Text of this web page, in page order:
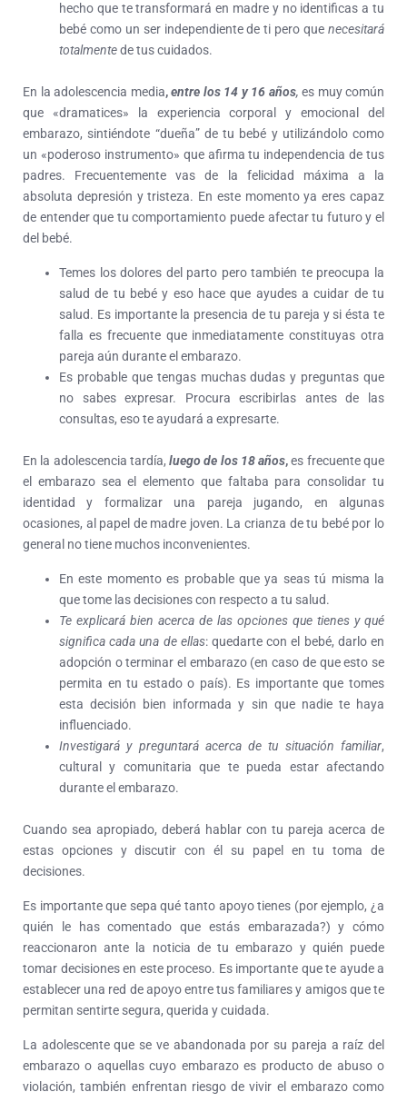
hecho que te transformará en madre y no identificas a tu
bebé como un ser independiente de ti pero que necesitará
totalmentede tus cuidados.
En la adolescencia media,entre los 14 y 16 años, es muy común
que «dramatices» la experiencia corporal y emocional del
embarazo, sintiéndote “dueña” de tu bebé y utilizándolo como
un «poderoso instrumento» que afirma tu independencia de tus
padres. Frecuentemente vas de la felicidad máxima a la
absoluta depresión y tristeza. En este momento ya eres capaz
de entender que tu comportamiento puede afectar tu futuro y el
del bebé.
Temes los dolores del parto pero también te preocupa la
salud de tu bebé y eso hace que ayudes a cuidar de tu
salud. Es importante la presencia de tu pareja y si ésta te
falla es frecuente que inmediatamente constituyas otra
pareja aún durante el embarazo.
Es probable que tengas muchas dudas y preguntas que
no sabes expresar. Procura escribirlas antes de las
consultas, eso te ayudará a expresarte.
En la adolescencia tardía,luego de los 18 años,es frecuente que
el embarazo sea el elemento que faltaba para consolidar tu
identidad y formalizar una pareja jugando, en algunas
ocasiones, al papel de madre joven. La crianza de tu bebé por lo
general no tiene muchos inconvenientes.
En este momento es probable que ya seas tú misma la
que tome las decisiones con respecto a tu salud.
Te explicará bien acerca de las opciones que tienes y qué
significa cada una de ellas: quedarte con el bebé, darlo en
adopción o terminar el embarazo (en caso de que esto se
permita en tu estado o país). Es importante que tomes
esta decisión bien informada y sin que nadie te haya
influenciado.
Investigará y preguntará acerca de tu situación familiar,
cultural y comunitaria que te pueda estar afectando
durante el embarazo.
Cuando sea apropiado, deberá hablar con tu pareja acerca de
estas opciones y discutir con él su papel en tu toma de
decisiones.
Es importante que sepa qué tanto apoyo tienes (por ejemplo, ¿a
quién le has comentado que estás embarazada?) y cómo
reaccionaron ante la noticia de tu embarazo y quién puede
tomar decisiones en este proceso. Es importante que te ayude a
establecer una red de apoyo entre tus familiares y amigos que te
permitan sentirte segura, querida y cuidada.
La adolescente que se ve abandonada por su pareja a raíz del
embarazo o aquellas cuyo embarazo es producto de abuso o
violación, también enfrentan riesgo de vivir el embarazo como